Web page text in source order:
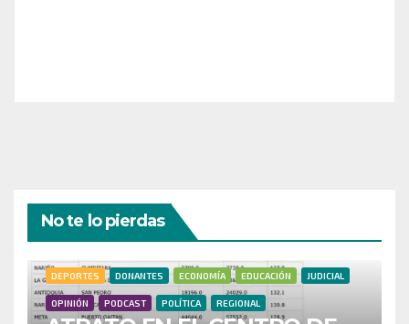
No te lo pierdas
DEPORTES DONANTES ECONOMÍA EDUCACIÓN JUDICIAL
OPINIÓN PODCAST POLÍTICA REGIONAL